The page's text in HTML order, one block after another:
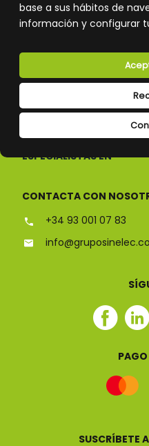
base a sus hábitos de
información y configurar
CONÓCENOS
ESPECIALISTAS EN
CONTACTA CON
+34 93 001 07 83
SUSCRÍBETE